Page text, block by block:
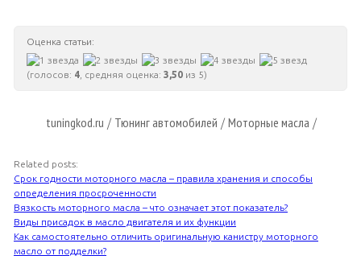
Оценка статьи:
(голосов: 4 , средняя оценка: 3,50 из 5)
tuningkod.ru / Тюнинг автомобилей / Моторные масла /
Related posts:
Срок годности моторного масла – правила хранения и способы
определения просроченности
Вязкость моторного масла – что означает этот показатель?
Виды присадок в масло двигателя и их функции
Как самостоятельно отличить оригинальную канистру моторного
масло от подделки?